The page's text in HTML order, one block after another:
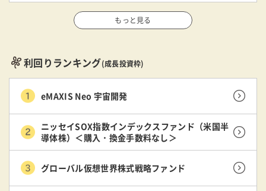
もっと見る
利回りランキング(成長投資枠)
eMAXIS Neo 宇宙開発
ニッセイSOX指数インデックスファンド（米国半
導体株）＜購入・換金手数料なし＞
グローバル仮想世界株式戦略ファンド